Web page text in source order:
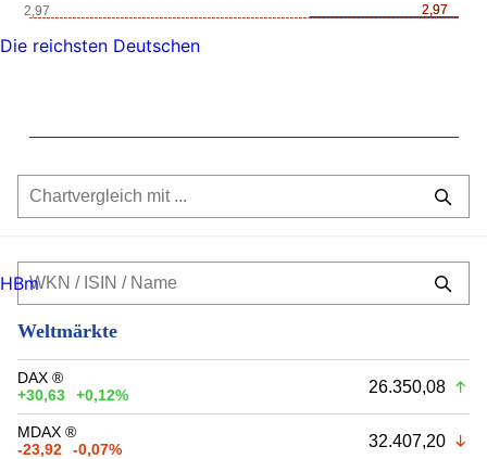
2,97
2,97
2,97
Weltmärkte
DAX ®
+30,63
+0,12% 26.350,08
MDAX ®
-23,92
-0,07% 32.407,20
Die reichsten Deutschen
HBm